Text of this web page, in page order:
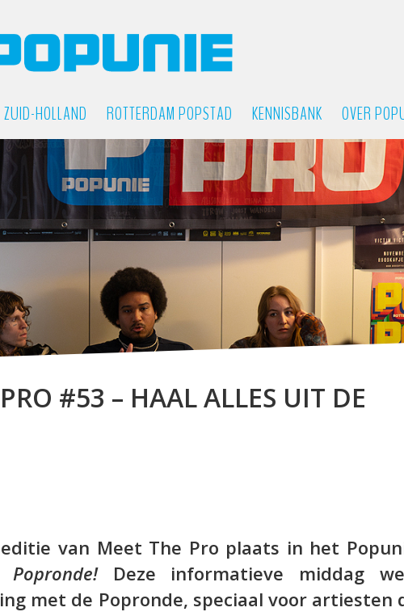
ZUID-HOLLAND ROTTERDAM POPSTAD KENNISBANK OVER
#53 – HAAL ALLES UIT DE
van Meet The Pro plaats in het
Deze informatieve middag
met de Popronde, speciaal voor artiesten